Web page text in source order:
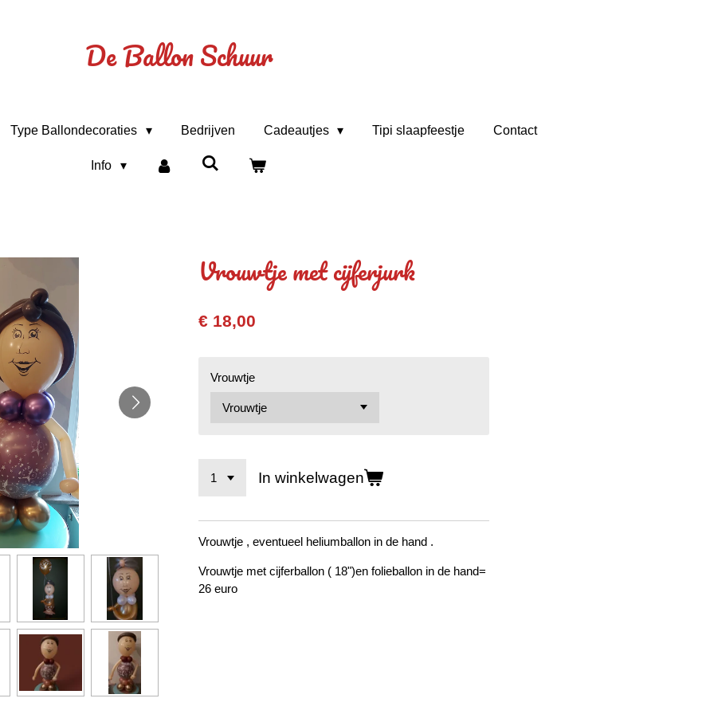
De Ballon Schuur
Type Ballondecoraties Bedrijven Cadeautjes Tipi slaapfeestje Contact
Info
Vrouwtje met cijferjurk
€ 18,00
Vrouwtje
In winkelwagen
Vrouwtje , eventueel heliumballon in de hand .
Vrouwtje met cijferballon ( 18")en folieballon in de hand=
26 euro